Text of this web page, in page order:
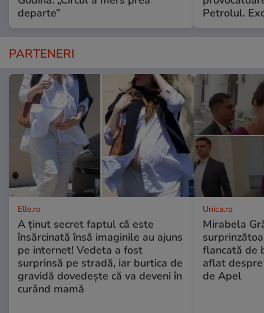
departe”
Petrolul.
PARTENERI
Elle.ro
A ținut secret faptul că este
însărcinată însă imaginile au ajuns
pe internet! Vedeta a fost
surprinsă pe stradă, iar burtica de
gravidă dovedește că va deveni în
curând mamă
Unica.ro
Mirabela
flancată de
aflat
de Apel